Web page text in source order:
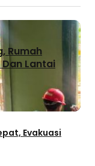
Rumah
Lantai
Evakuasi